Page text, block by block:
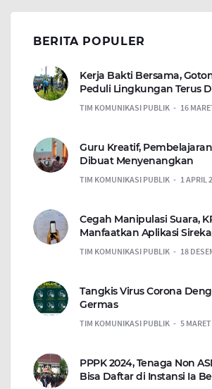
BERITA POPULER
Kerja Bakti Bersama,
Peduli Lingkungan Terus
TIM KOMUNIKASI PUBLIK 16
Guru Kreatif,
Dibuat Menyenangkan
TIM KOMUNIKASI PUBLIK 1 APRIL
Cegah Manipulasi Suara,
Manfaatkan Aplikasi
TIM KOMUNIKASI PUBLIK 18
Tangkis Virus Corona
Germas
TIM KOMUNIKASI PUBLIK 5
PPPK 2024, Tenaga Non
Bisa Daftar di Instansi Ia